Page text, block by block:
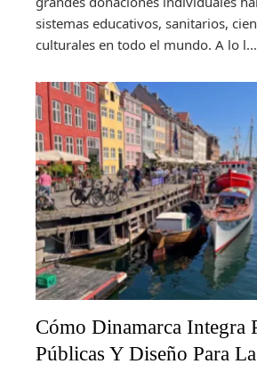
sistemas educativos, sanitarios,
culturales en todo el mundo. A lo l...
Cómo Dinamarca Integra
Públicas Y Diseño Para La